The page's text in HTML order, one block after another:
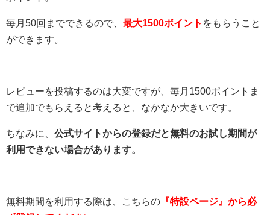
毎月50回までできるので、 最大1500ポイント をもらうこと
ができます。
レビューを投稿するのは大変ですが、毎月1500ポイントま
で追加でもらえると考えると、なかなか大きいです。
ちなみに、 公式サイトからの登録だと無料のお試し期間が
利用できない場合があります。
無料期間を利用する際は、こちらの 『特設ページ』から必